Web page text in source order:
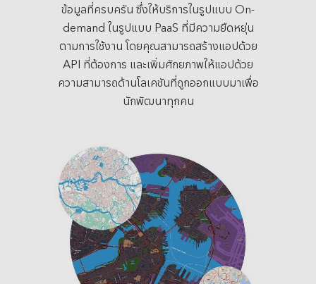
ข้อมูลที่ครบครัน ซึ่งให้บริการในรูปแบบ On-
demand ในรูปแบบ PaaS ที่มีความยืดหยุ่น
ตามการใช้งาน โดยคุณสามารถสร้างแอปด้วย
API ที่ต้องการ และเพิ่มศักยภาพให้แอปด้วย
ความสามารถด้านโลเคชันที่ถูกออกแบบมาเพื่อ
นักพัฒนาทุกคน